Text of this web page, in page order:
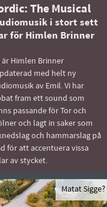
The Musical
i stort sett
för Himlen Brinner
är Himlen Brinner
med helt ny
av Emil. Vi har
fram ett sound som
passande för Tor och
och lagt in saker som
och hammarslag på
för att accentuera vissa
av stycket.
Matat Sigge?